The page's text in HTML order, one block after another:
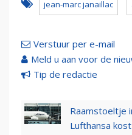
jean-marc janaillac
Verstuur per e-mail
Meld u aan voor de
Tip de redactie
Raamstoeltje
Lufthansa